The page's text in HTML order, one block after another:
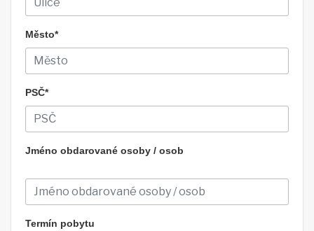
Město*
PSČ*
Jméno obdarované osoby / osob
Termín pobytu